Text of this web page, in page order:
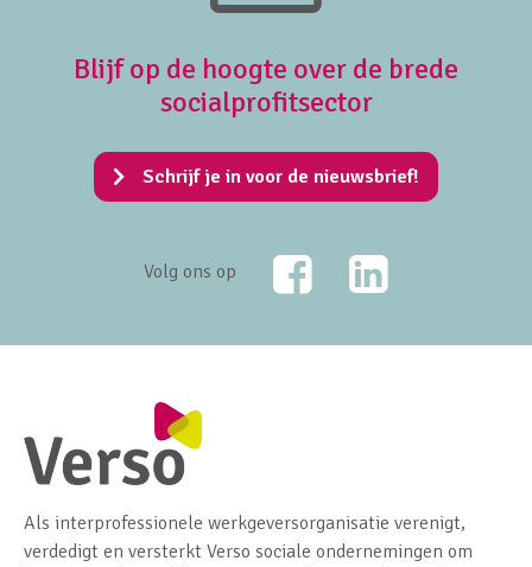
Blijf op de hoogte over de brede
socialprofitsector
Schrijf je in voor de nieuwsbrief!
Volg ons op
FacebookLinkedIn
Als interprofessionele werkgeversorganisatie verenigt,
verdedigt en versterkt Verso sociale ondernemingen om